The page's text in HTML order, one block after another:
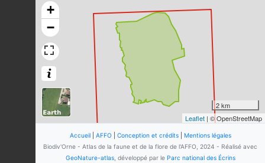
Dernière observation en
Anthrisque sylvestre
Anthriscus sylvestris
(L.) Hoffm.,
1814
4
observations
Dernière observation en
Coeloglosse vert
Coeloglossum viride(L.)
Hartm., 1820
+
−
2 km
Leaflet | © OpenStreetMap
Accueil| AFFO| Conception et crédits| Mentions légales
Biodiv'Orne - Atlas de la faune et de la flore de l'AFFO, 2024 - Réalisé avec
GeoNature-atlas, développé par le Parc national des Écrins